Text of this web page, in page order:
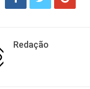
Redação